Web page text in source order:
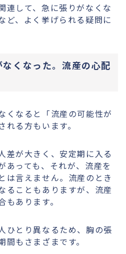
連して、急に張りがなくな
ど、よく挙げられる疑問に
くなった。流産の心配
くなると「流産の可能性が
る方もいます。
差が大きく、安定期に入る
あっても、それが、流産を
は言えません。流産のとき
ることもありますが、流産
あります。
ひとり異なるため、胸の張
もさまざまです。